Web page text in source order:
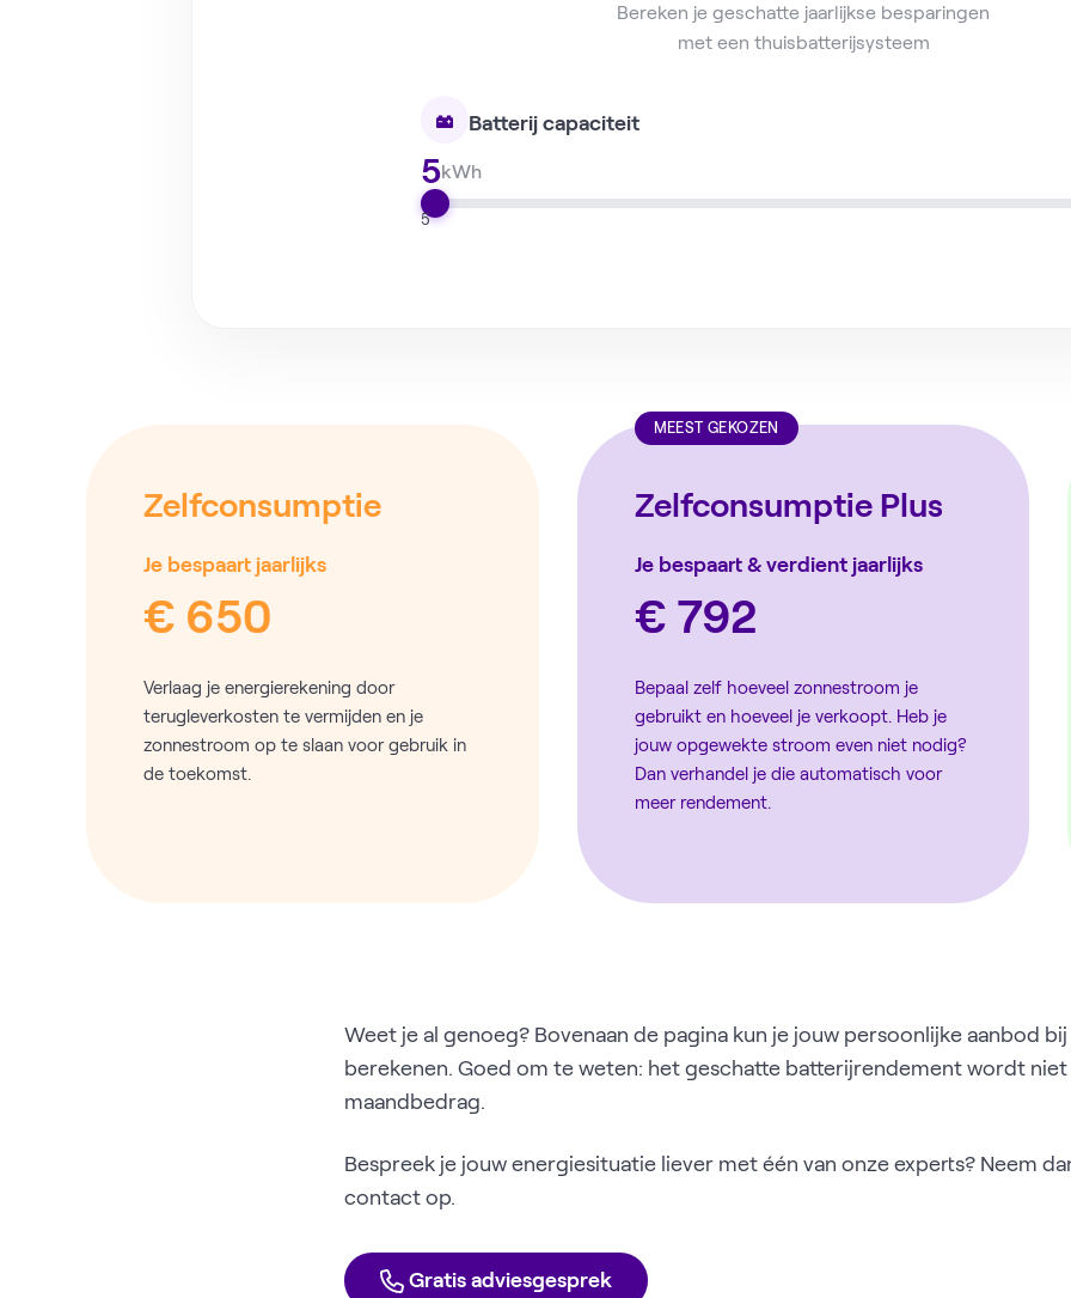
Bereken je geschatte jaarlijkse besparingen
met een thuisbatterijsysteem
Batterij capaciteit
5kWh
5
Zelfconsumptie
Je bespaart jaarlijks
€ 650
Verlaag je energierekening door
terugleverkosten te vermijden en je
zonnestroom op te slaan voor gebruik in
de toekomst.
MEEST GEKOZEN
Zelfconsumptie Plus
Je bespaart & verdient jaarlijks
€ 792
Bepaal zelf hoeveel zonnestroom je
gebruikt en hoeveel je verkoopt. Heb je
jouw opgewekte stroom even niet nodig?
Dan verhandel je die automatisch voor
meer rendement.
Weet je al genoeg? Bovenaan de pagina kun je jouw persoonlijke aanbod
berekenen. Goed om te weten: het geschatte batterijrendement wordt
maandbedrag.
Bespreek je jouw energiesituatie liever met één van onze experts? Neem
contact op.
Gratis adviesgesprek